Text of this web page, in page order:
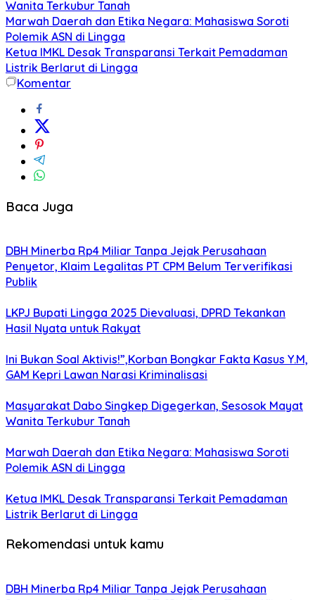
Wanita Terkubur Tanah
Marwah Daerah dan Etika Negara: Mahasiswa Soroti
Polemik ASN di Lingga
Ketua IMKL Desak Transparansi Terkait Pemadaman
Listrik Berlarut di Lingga
Komentar
Baca Juga
DBH Minerba Rp4 Miliar Tanpa Jejak Perusahaan
Penyetor, Klaim Legalitas PT CPM Belum Terverifikasi
Publik
LKPJ Bupati Lingga 2025 Dievaluasi, DPRD Tekankan
Hasil Nyata untuk Rakyat
Ini Bukan Soal Aktivis!”,Korban Bongkar Fakta Kasus Y.M,
GAM Kepri Lawan Narasi Kriminalisasi
Masyarakat Dabo Singkep Digegerkan, Sesosok Mayat
Wanita Terkubur Tanah
Marwah Daerah dan Etika Negara: Mahasiswa Soroti
Polemik ASN di Lingga
Ketua IMKL Desak Transparansi Terkait Pemadaman
Listrik Berlarut di Lingga
Rekomendasi untuk kamu
DBH Minerba Rp4 Miliar Tanpa Jejak Perusahaan